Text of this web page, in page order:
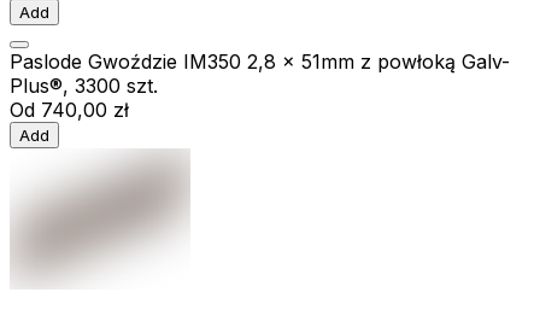
Add
Paslode Gwoździe IM350 2,8 x 51mm z powłoką Galv-
Plus®, 3300 szt.
Od 740,00 zł
Add